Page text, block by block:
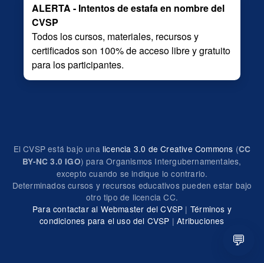
ALERTA - Intentos de estafa en nombre del
CVSP
Todos los cursos, materiales, recursos y
certificados son 100% de acceso libre y gratuito
para los participantes.
El CVSP está bajo una licencia 3.0 de Creative Commons (CC
BY-NC 3.0 IGO) para Organismos Intergubernamentales,
excepto cuando se indique lo contrario.
Determinados cursos y recursos educativos pueden estar bajo
otro tipo de licencia CC.
Para contactar al Webmaster del CVSP | Términos y
condiciones para el uso del CVSP |Atribuciones
💬